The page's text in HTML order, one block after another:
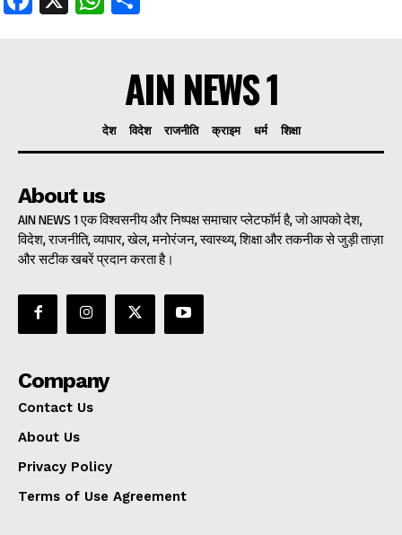
AIN NEWS 1
देश विदेश राजनीति क्राइम धर्म शिक्षा
About us
AIN NEWS 1 एक विश्वसनीय और निष्पक्ष समाचार प्लेटफॉर्म है, जो आपको देश,
विदेश, राजनीति, व्यापार, खेल, मनोरंजन, स्वास्थ्य, शिक्षा और तकनीक से जुड़ी ताज़ा
और सटीक खबरें प्रदान करता है।
Company
Contact Us
About Us
Privacy Policy
Terms of Use Agreement